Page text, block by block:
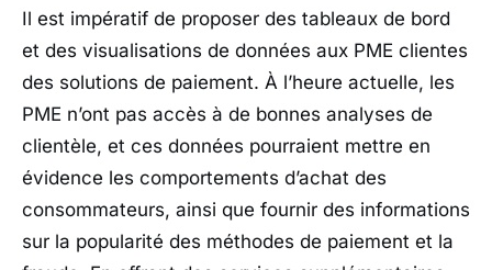
Il est impératif de proposer des tableaux de bord
et des visualisations de données aux PME clientes
des solutions de paiement. À l’heure actuelle, les
PME n’ont pas accès à de bonnes analyses de
clientèle, et ces données pourraient mettre en
évidence les comportements d’achat des
consommateurs, ainsi que fournir des informations
sur la popularité des méthodes de paiement et la